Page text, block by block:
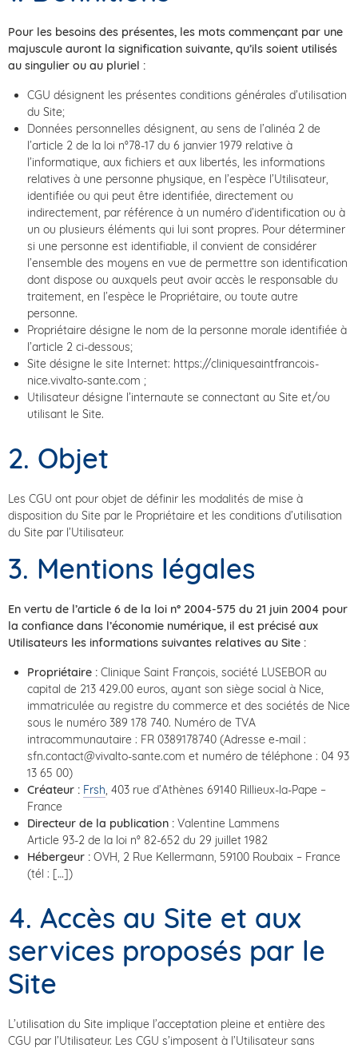
Pour les besoins des présentes, les mots commençant par une
majuscule auront la signification suivante, qu’ils soient utilisés
au singulier ou au pluriel :
CGU désignent les présentes conditions générales d’utilisation
du Site;
Données personnelles désignent, au sens de l’alinéa 2 de
l’article 2 de la loi n°78-17 du 6 janvier 1979 relative à
l’informatique, aux fichiers et aux libertés, les informations
relatives à une personne physique, en l’espèce l’Utilisateur,
identifiée ou qui peut être identifiée, directement ou
indirectement, par référence à un numéro d’identification ou à
un ou plusieurs éléments qui lui sont propres. Pour déterminer
si une personne est identifiable, il convient de considérer
l’ensemble des moyens en vue de permettre son identification
dont dispose ou auxquels peut avoir accès le responsable du
traitement, en l’espèce le Propriétaire, ou toute autre
personne.
Propriétaire désigne le nom de la personne morale identifiée à
l’article 2 ci-dessous;
Site désigne le site Internet: https://cliniquesaintfrancois-
nice.vivalto-sante.com ;
Utilisateur désigne l’internaute se connectant au Site et/ou
utilisant le Site.
2. Objet
Les CGU ont pour objet de définir les modalités de mise à
disposition du Site par le Propriétaire et les conditions d’utilisation
du Site par l’Utilisateur.
3. Mentions légales
En vertu de l’article 6 de la loi n° 2004-575 du 21 juin 2004 pour
la confiance dans l’économie numérique, il est précisé aux
Utilisateurs les informations suivantes relatives au Site :
Propriétaire : Clinique Saint François, société LUSEBOR au
capital de 213 429.00 euros, ayant son siège social à Nice,
immatriculée au registre du commerce et des sociétés de Nice
sous le numéro 389 178 740. Numéro de TVA
intracommunautaire : FR 0389178740 (Adresse e-mail :
sfn.contact@vivalto-sante.com et numéro de téléphone : 04 93
13 65 00)
Créateur : Frsh, 403 rue d’Athènes 69140 Rillieux-la-Pape –
France
Directeur de la publication : Valentine Lammens
Article 93-2 de la loi n° 82-652 du 29 juillet 1982
Hébergeur : OVH, 2 Rue Kellermann, 59100 Roubaix – France
(tél : […])
4. Accès au Site et aux
services proposés par le
Site
L’utilisation du Site implique l’acceptation pleine et entière des
CGU par l’Utilisateur. Les CGU s’imposent à l’Utilisateur sans